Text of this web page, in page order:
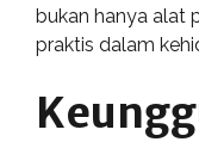
bukan hanya alat
praktis dalam